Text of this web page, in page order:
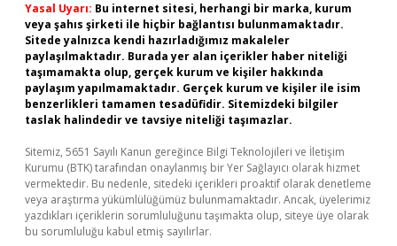
Yasal Uyarı: Bu internet sitesi, herhangi bir marka, kurum
veya şahıs şirketi ile hiçbir bağlantısı bulunmamaktadır.
Sitede yalnızca kendi hazırladığımız makaleler
paylaşılmaktadır. Burada yer alan içerikler haber niteliği
taşımamakta olup, gerçek kurum ve kişiler hakkında
paylaşım yapılmamaktadır. Gerçek kurum ve kişiler ile isim
benzerlikleri tamamen tesadüfidir. Sitemizdeki bilgiler
taslak halindedir ve tavsiye niteliği taşımazlar.
Sitemiz, 5651 Sayılı Kanun gereğince Bilgi Teknolojileri ve İletişim
Kurumu (BTK) tarafından onaylanmış bir Yer Sağlayıcı olarak hizmet
vermektedir. Bu nedenle, sitedeki içerikleri proaktif olarak denetleme
veya araştırma yükümlülüğümüz bulunmamaktadır. Ancak, üyelerimiz
yazdıkları içeriklerin sorumluluğunu taşımakta olup, siteye üye olarak
bu sorumluluğu kabul etmiş sayılırlar.